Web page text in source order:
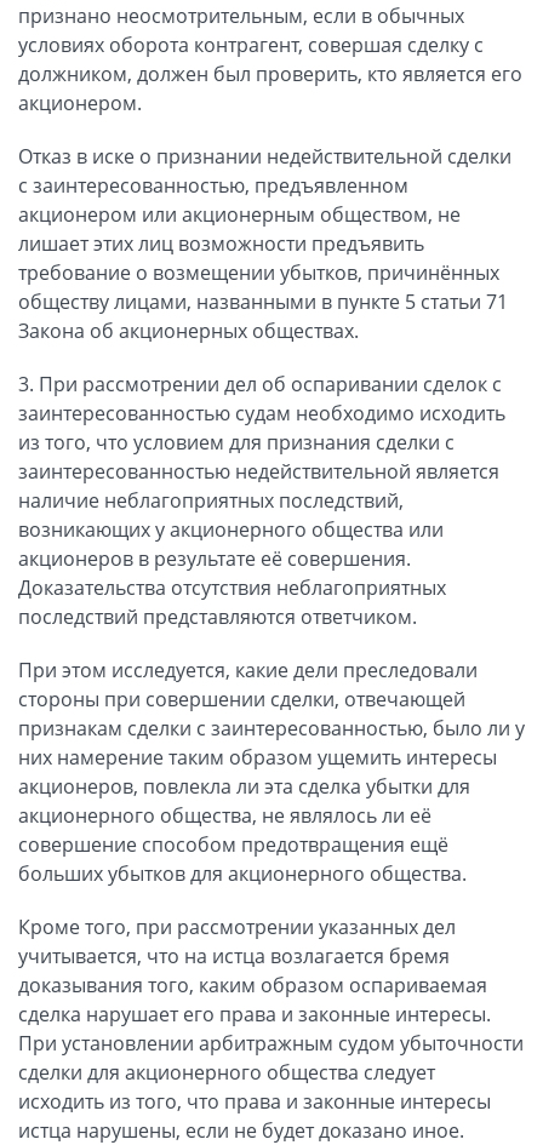
признано неосмотрительным, если в обычных
условиях оборота контрагент, совершая сделку с
должником, должен был проверить, кто является его
акционером.
Отказ в иске о признании недействительной сделки
с заинтересованностью, предъявленном
акционером или акционерным обществом, не
лишает этих лиц возможности предъявить
требование о возмещении убытков, причинённых
обществу лицами, названными в пункте 5 статьи 71
Закона об акционерных обществах.
3. При рассмотрении дел об оспаривании сделок с
заинтересованностью судам необходимо исходить
из того, что условием для признания сделки с
заинтересованностью недействительной является
наличие неблагоприятных последствий,
возникающих у акционерного общества или
акционеров в результате её совершения.
Доказательства отсутствия неблагоприятных
последствий представляются ответчиком.
При этом исследуется, какие дели преследовали
стороны при совершении сделки, отвечающей
признакам сделки с заинтересованностью, было ли у
них намерение таким образом ущемить интересы
акционеров, повлекла ли эта сделка убытки для
акционерного общества, не являлось ли её
совершение способом предотвращения ещё
больших убытков для акционерного общества.
Кроме того, при рассмотрении указанных дел
учитывается, что на истца возлагается бремя
доказывания того, каким образом оспариваемая
сделка нарушает его права и законные интересы.
При установлении арбитражным судом убыточности
сделки для акционерного общества следует
исходить из того, что права и законные интересы
истца нарушены, если не будет доказано иное.